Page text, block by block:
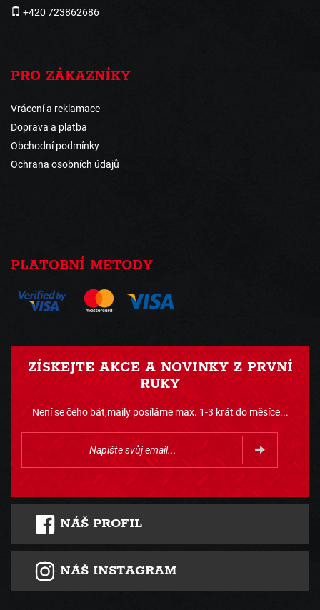
+420 723862686
PRO ZÁKAZNÍKY
Vrácení a reklamace
Doprava a platba
Obchodní podmínky
Ochrana osobních údajů
PLATOBNÍ METODY
ZÍSKEJTE AKCE A NOVINKY Z PRVNÍ
RUKY
Není se čeho bát,maily posíláme max. 1-3 krát do měsíce...
NÁŠ PROFIL
NÁŠ INSTAGRAM